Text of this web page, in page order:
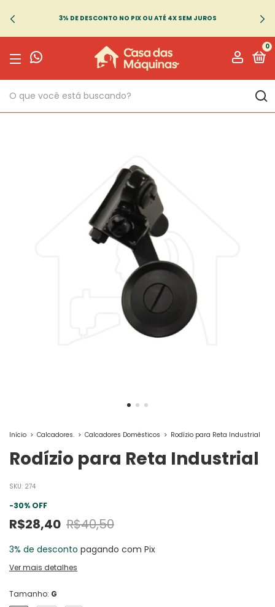
3% DE DESCONTO NO PIX OU ATÉ 4X SEM JUROS
0
Início > Calcadores. > Calcadores Domésticos > Rodízio para Reta Industrial
Rodízio para Reta Industrial
SKU: 274
-30% OFF
R$28,40 R$40,50
3% de desconto pagando com Pix
Ver mais detalhes
Tamanho: G